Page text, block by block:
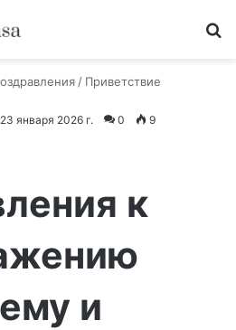
/ Приветствие
23 января 2026 г. 0 9
к
и